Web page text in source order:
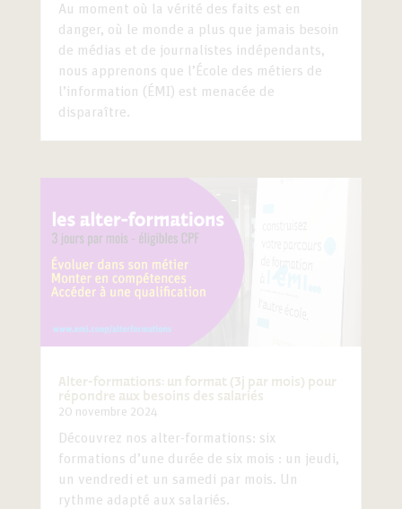
Au moment où la vérité des faits est en
danger, où le monde a plus que jamais besoin
de médias et de journalistes indépendants,
nous apprenons que l’École des métiers de
l’information (ÉMI) est menacée de
disparaître.
Alter-formations: un format (3j par mois) pour
répondre aux besoins des salariés
20 novembre 2024
Découvrez nos alter-formations: six
formations d’une durée de six mois : un jeudi,
un vendredi et un samedi par mois. Un
rythme adapté aux salariés.